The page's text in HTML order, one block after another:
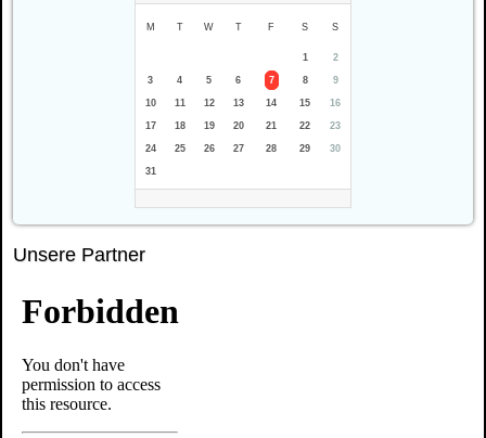
M T W T F S S
1 2
3 4 5 6 7 8 9
10 11 12 13 14 15 16
17 18 19 20 21 22 23
24 25 26 27 28 29 30
31
Unsere Partner